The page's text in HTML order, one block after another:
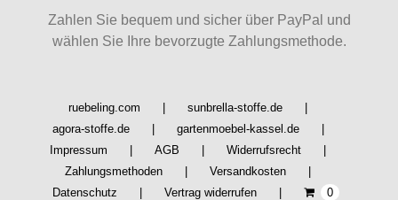
Zahlen Sie bequem und sicher über PayPal und
wählen Sie Ihre bevorzugte Zahlungsmethode.
ruebeling.com
sunbrella-stoffe.de
agora-stoffe.de
gartenmoebel-kassel.de
Impressum
AGB
Widerrufsrecht
Zahlungsmethoden
Versandkosten
Datenschutz
Vertrag widerrufen 0